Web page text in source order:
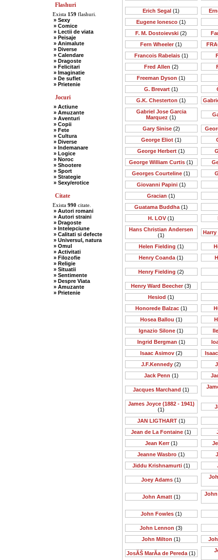
Flashuri
Exista 159 flashuri.
» Sexy
» Comice
» Lectii de viata
» Peisaje
» Animalute
» Diverse
» Calendare
» Dragoste
» Felicitari
» Imaginatie
» De suflet
» Prietenie
Jocuri
» Actiune
» Amuzante
» Aventuri
» Copii
» Fete
» Cultura
» Diverse
» Indemanare
» Logice
» Noroc
» Shootere
» Sport
» Strategie
» Sexy/erotice
Citate
Exista 990 citate.
» Autori romani
» Autori straini
» Dragoste
» Intelepciune
» Calitati si defecte
» Universul, natura
» Omul
» Activitati
» Filozofie
» Religie
» Situatii
» Sentimente
» Despre Viata
» Amuzante
» Prietenie
Erich Segal (1)
Eugene Ionesco (1)
F. M. Dostoievski (2)
Fern Wheeler (1)
Francois Rabelais(1)
Fred Allen (2)
Freeman Dyson (1)
G. Brevart (1)
G.K. Chesterton (1)
Gabriel Jose Garcia
Marquez (1)
Gary Sinise(2)
George Eliot(1)
George Herbert (1)
George William Curtis (1)
Georges Courteline (1)
Giovanni Papini(1)
Gracian (1)
Guatama Buddha (1)
H. LOV (1)
Hans Christian Andersen
(1)
Harry
Helen Fielding (1)
Henry Coanda (1)
Henry Fielding (2)
Henry Ward Beecher (3)
Hesiod (1)
Honorede Balzac(1)
Hosea Ballou (1)
Ignazio Silone (1)
Ingrid Bergman (1)
Isaac Asimov(2)
J.F.Kennedy (2)
Jack Penn (1)
Jacques Marchand (1)
James Joyce (1882 - 1941)
(1)
JAN LIGTHART(1)
Jean de La Fontaine (1)
Jean Kerr(1)
Jeanne Wasbro (1)
Jiddu Krishnamurti(1)
Joey Adams (1)
John Amatt(1) John
John Fowles(1)
John Lennon (3)
John Milton (1)
JosĂŠ MarĂ­a de Pereda (1)